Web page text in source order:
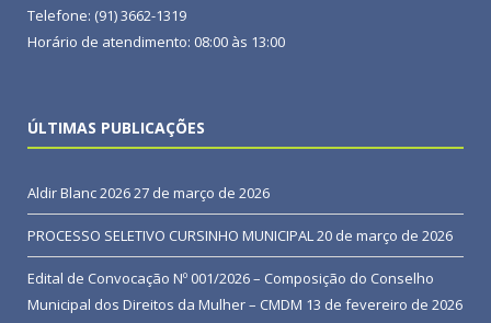
Telefone: (91) 3662-1319
Horário de atendimento: 08:00 às 13:00
ÚLTIMAS PUBLICAÇÕES
Aldir Blanc 202627 de março de 2026
PROCESSO SELETIVO CURSINHO MUNICIPAL20 de março de 2026
Edital de Convocação Nº 001/2026 – Composição do Conselho
Municipal dos Direitos da Mulher – CMDM 13 de fevereiro de 2026